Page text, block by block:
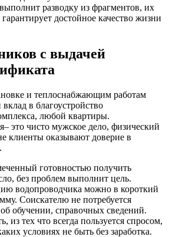
разводку из фрагментов, их
достойное качество жизни
с выдачей
и теплоснабжающим работам
в благоустройство
любой квартиры.
это чисто мужское дело, физический
клиенты оказывают доверие в
готовностью получить
без проблем выполнит цель.
водопроводчика можно в короткий
Соискателю не потребуется
обучении, справочных сведений.
из тех что всегда пользуется спросом,
условиях не быть без заработка.